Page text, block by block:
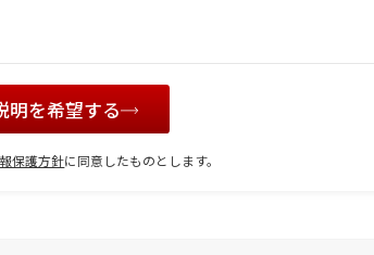
明を希望する
保護方針に同意したものとします。